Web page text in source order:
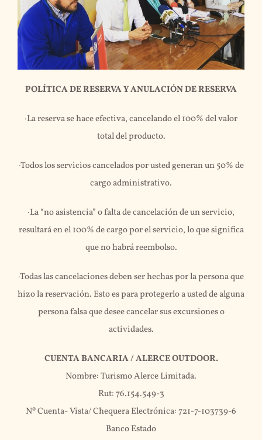
POLÍTICA DE RESERVA Y ANULACIÓN DE RESERVA
·La reserva se hace efectiva, cancelando el 100% del valor
total del producto.
·Todos los servicios cancelados por usted generan un 50% de
cargo administrativo.
·La “no asistencia” o falta de cancelación de un servicio,
resultará en el 100% de cargo por el servicio, lo que significa
que no habrá reembolso.
·Todas las cancelaciones deben ser hechas por la persona que
hizo la reservación. Esto es para protegerlo a usted de alguna
persona falsa que desee cancelar sus excursiones o
actividades.
CUENTA BANCARIA / ALERCE OUTDOOR.
Nombre: Turismo Alerce Limitada.
Rut: 76.154.549-3
Nº Cuenta- Vista/ Chequera Electrónica: 721-7-103739-6
Banco Estado